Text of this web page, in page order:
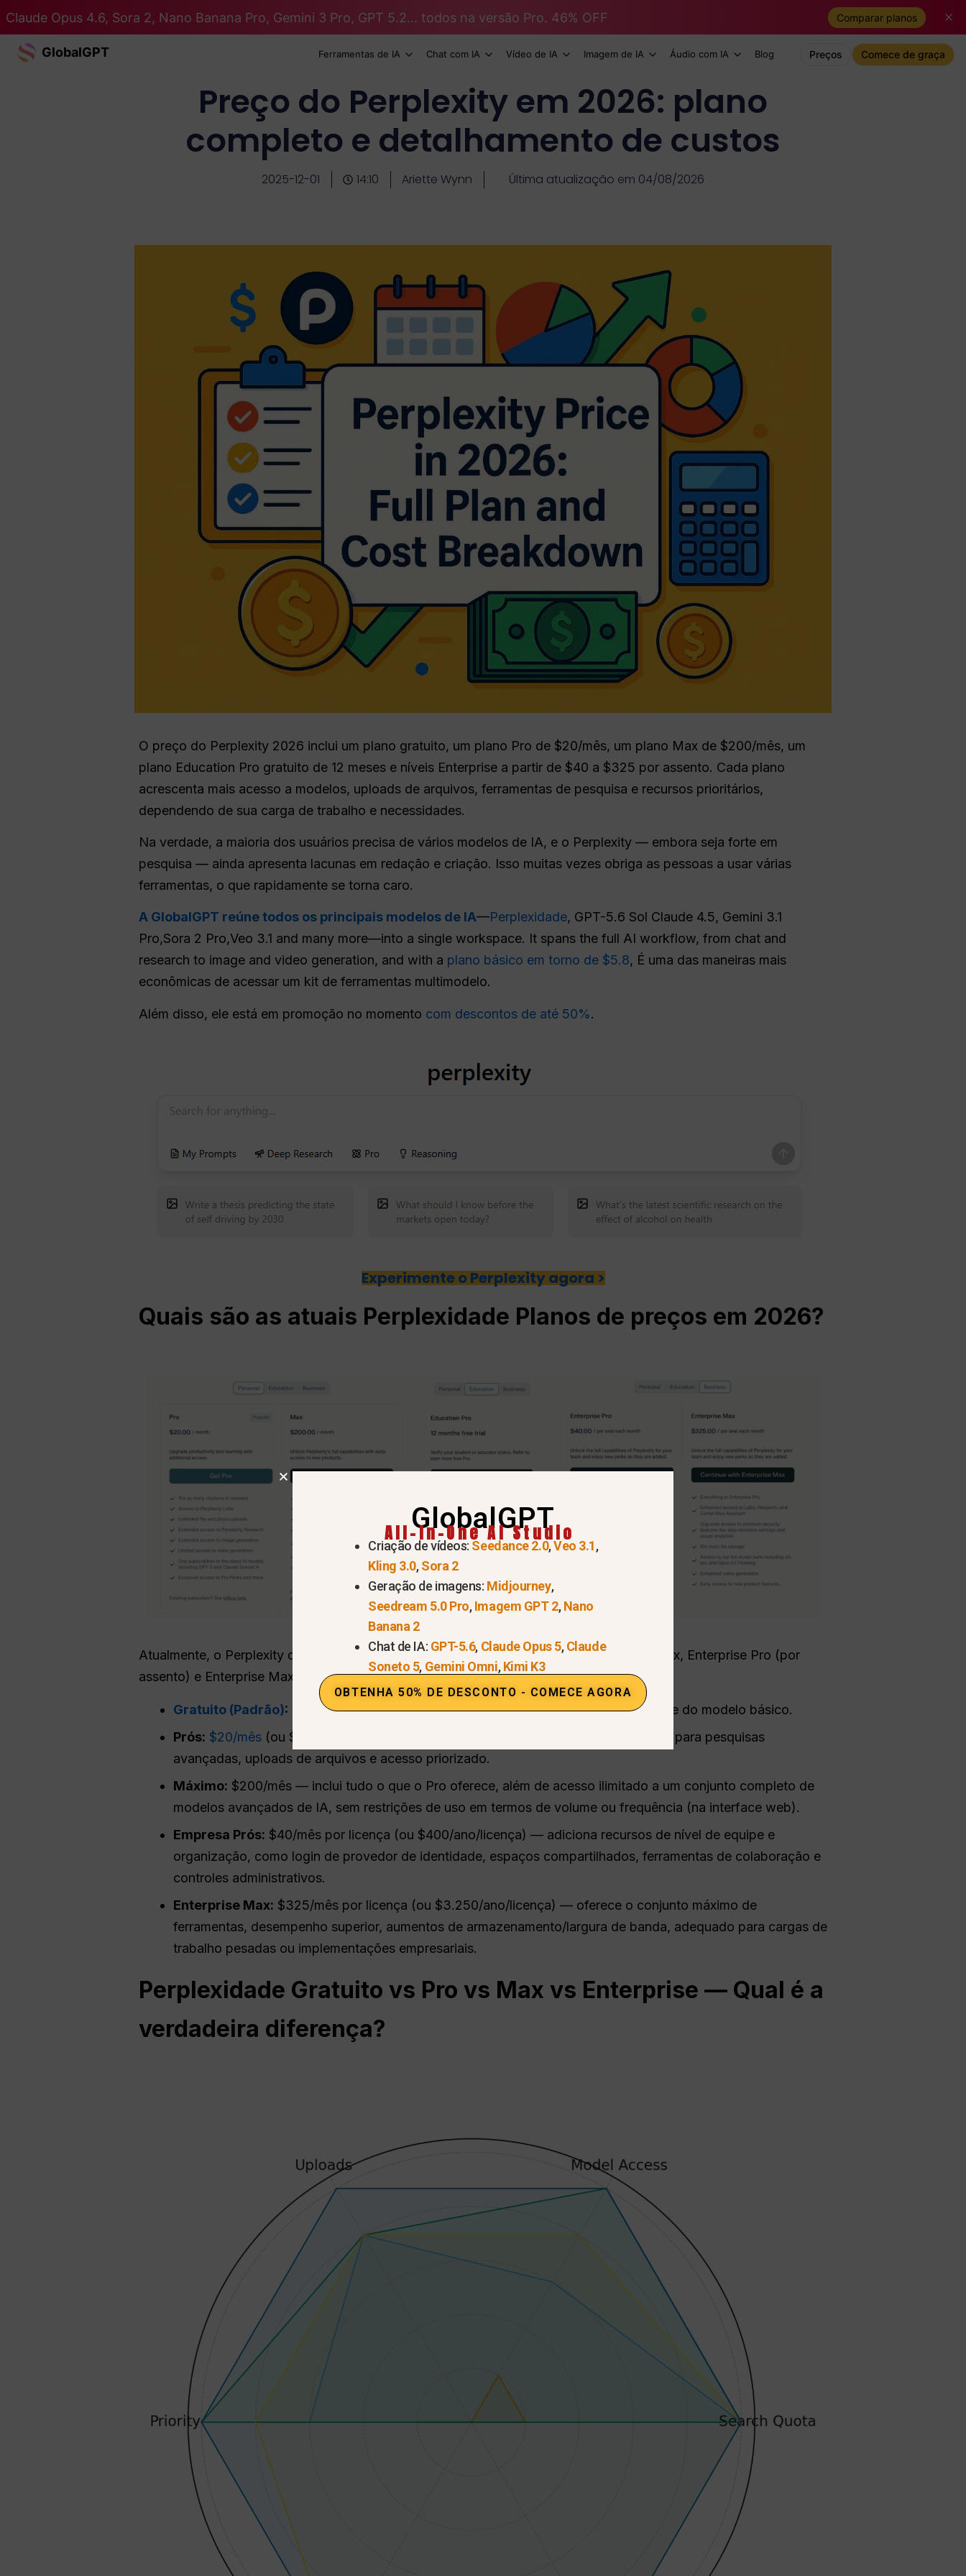
Claude Opus 4.6, Sora 2, Nano Banana Pro, Gemini 3 Pro, GPT 5.2... todos na versão Pro. 46% OFF Comparar planos
GlobalGPT Ferramentas de IA Chat com IA Vídeo de IA Imagem de IA Áudio com IA Blog Preços Comece de graça
Preço do Perplexity em 2026: plano
completo e detalhamento de custos
2025-12-01 14:10 Ariette Wynn Última atualização em 04/08/2026
O preço do Perplexity 2026 inclui um plano gratuito, um plano Pro de $20/mês, um plano Max de $200/mês, um
plano Education Pro gratuito de 12 meses e níveis Enterprise a partir de $40 a $325 por assento. Cada plano
acrescenta mais acesso a modelos, uploads de arquivos, ferramentas de pesquisa e recursos prioritários,
dependendo de sua carga de trabalho e necessidades.
Na verdade, a maioria dos usuários precisa de vários modelos de IA, e o Perplexity — embora seja forte em
pesquisa — ainda apresenta lacunas em redação e criação. Isso muitas vezes obriga as pessoas a usar várias
ferramentas, o que rapidamente se torna caro.
A GlobalGPT reúne todos os principais modelos de IA—Perplexidade, GPT-5.6 Sol Claude 4.5, Gemini 3.1
Pro,Sora 2 Pro,Veo 3.1 and many more—into a single workspace. It spans the full AI workflow, from chat and
research to image and video generation, and with a plano básico em torno de $5.8, É uma das maneiras mais
econômicas de acessar um kit de ferramentas multimodelo.
Além disso, ele está em promoção no momento com descontos de até 50%.
Experimente o Perplexity agora >
Quais são as atuais Perplexidade Planos de preços em 2026?
Atualmente, o Perplexity oferece o seguinteníveis de assinatura: Free (Standard), Pro, Max, Enterprise Pro (por
assento) e Enterprise Max (por assento).
Gratuito (Padrão): custo zero — acesso básico, pesquisas limitadas, funcionalidade do modelo básico.
Prós: $20/mês (ou $200/ano) - inclui um conjunto completo de recursos individuais para pesquisas
avançadas, uploads de arquivos e acesso priorizado.
Máximo: $200/mês — inclui tudo o que o Pro oferece, além de acesso ilimitado a um conjunto completo de
modelos avançados de IA, sem restrições de uso em termos de volume ou frequência (na interface web).
Empresa Prós: $40/mês por licença (ou $400/ano/licença) — adiciona recursos de nível de equipe e
organização, como login de provedor de identidade, espaços compartilhados, ferramentas de colaboração e
controles administrativos.
Enterprise Max: $325/mês por licença (ou $3.250/ano/licença) — oferece o conjunto máximo de
ferramentas, desempenho superior, aumentos de armazenamento/largura de banda, adequado para cargas de
trabalho pesadas ou implementações empresariais.
Perplexidade Gratuito vs Pro vs Max vs Enterprise — Qual é a
verdadeira diferença?
GlobalGPT
All-In-One AI Studio
Criação de vídeos: Seedance 2.0,Veo 3.1,
Kling 3.0,Sora 2
Geração de imagens: Midjourney,
Seedream 5.0 Pro,Imagem GPT 2,Nano
Banana 2
Chat de IA: GPT-5.6, Claude Opus 5,Claude
Soneto 5, Gemini Omni,Kimi K3
OBTENHA 50% DE DESCONTO - COMECE AGORA